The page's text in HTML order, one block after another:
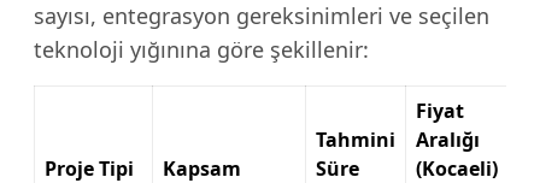
sayısı, entegrasyon gereksinimleri ve seçilen
teknoloji yığınına göre şekillenir:
Proje Tipi Kapsam
Tahmini
Süre
Fiyat
Aralığı
(Kocaeli)